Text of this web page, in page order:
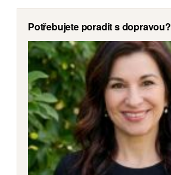
Potřebujete poradit s dopravou?